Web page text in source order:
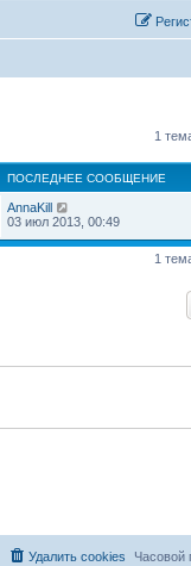
1
ПОСЛЕДНЕЕ СООБЩЕНИЕ
AnnaKill
03 июл 2013, 00:49
1
Часовой
Удалить cookies